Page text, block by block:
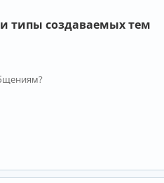
типы создаваемых тем